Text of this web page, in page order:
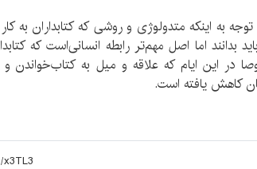
به اینکه متدولوژی و روشی که کتابداران به
بدانند اما اصل مهم‌تر رابطه انسانی‌‌است که
در این ایام‌ که علاقه و میل به کتاب‌خواندن و
کاهش یافته است.